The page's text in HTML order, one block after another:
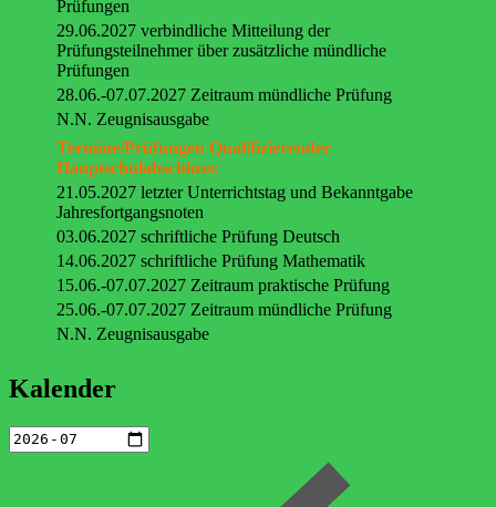
Prüfungen
29.06.2027 verbindliche Mitteilung der
Prüfungsteilnehmer über zusätzliche mündliche
Prüfungen
28.06.-07.07.2027 Zeitraum mündliche Prüfung
N.N. Zeugnisausgabe
Termine/Prüfungen Qualifizierender
Hauptschulabschluss:
21.05.2027 letzter Unterrichtstag und Bekanntgabe
Jahresfortgangsnoten
03.06.2027 schriftliche Prüfung Deutsch
14.06.2027 schriftliche Prüfung Mathematik
15.06.-07.07.2027 Zeitraum praktische Prüfung
25.06.-07.07.2027 Zeitraum mündliche Prüfung
N.N. Zeugnisausgabe
Kalender